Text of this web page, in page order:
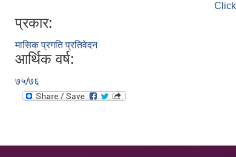
प्रकार:
मासिक प्रगति प्रतिवेदन
आर्थिक वर्ष:
७५/७६